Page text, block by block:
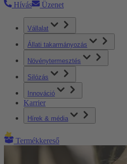
Hívás Üzenet
Vállalat
Állati takarmányozás
Növénytermesztés
Silózás
Innováció
Karrier
Hírek & média
Termékkereső